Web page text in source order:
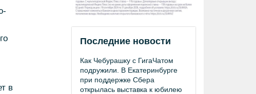
в
Последние новости
Как Чебурашку с ГигаЧатом
подружили. В Екатеринбурге
при поддержке Сбера
открылась выставка к юбилею